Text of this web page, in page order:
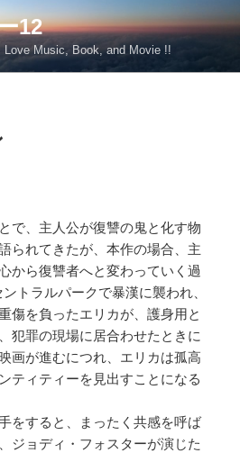
12
Music, Book, and Movie !!
で、主人公が復讐の鬼と化す物
られてきたが、本作の場合、主
から復讐者へと変わっていく過
トラルパークで暴漢に襲われ、
傷を負ったエリカが、護身用と
犯罪の現場に居合わせたときに
画が進むにつれ、エリカは孤高
ティティーを見出すことになる
をすると、まったく共感を呼ば
ジョディ・フォスターが演じた